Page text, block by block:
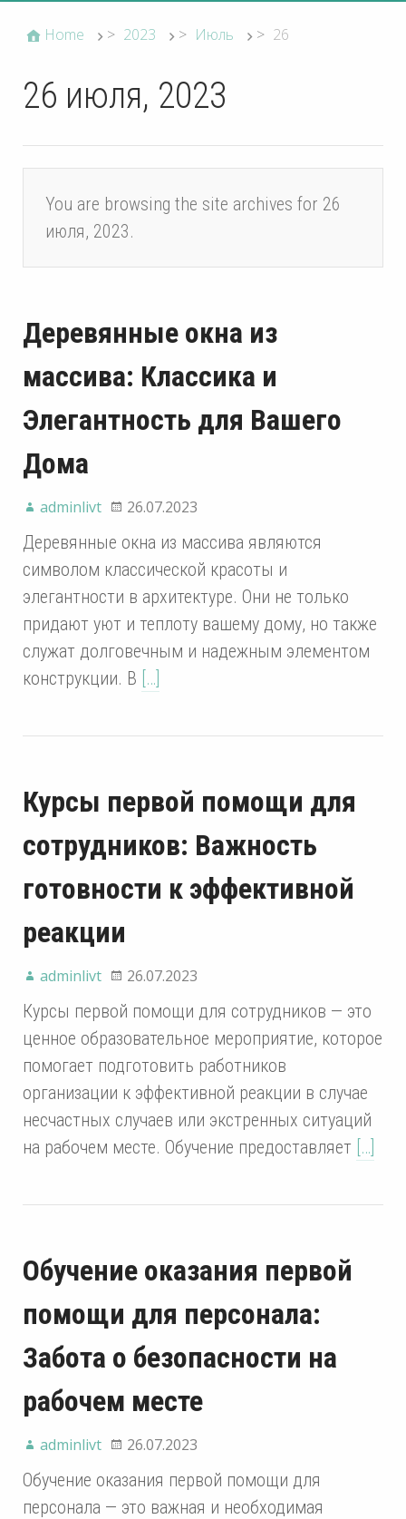
Home > 2023 > Июль > 26
26 июля, 2023
You are browsing the site archives for 26
июля, 2023.
Деревянные окна из
массива: Классика и
Элегантность для Вашего
Дома
adminlivt 26.07.2023
Деревянные окна из массива являются
символом классической красоты и
элегантности в архитектуре. Они не только
придают уют и теплоту вашему дому, но также
служат долговечным и надежным элементом
конструкции. В […]
Курсы первой помощи для
сотрудников: Важность
готовности к эффективной
реакции
adminlivt 26.07.2023
Курсы первой помощи для сотрудников — это
ценное образовательное мероприятие, которое
помогает подготовить работников
организации к эффективной реакции в случае
несчастных случаев или экстренных ситуаций
на рабочем месте. Обучение предоставляет […]
Обучение оказания первой
помощи для персонала:
Забота о безопасности на
рабочем месте
adminlivt 26.07.2023
Обучение оказания первой помощи для
персонала — это важная и необходимая